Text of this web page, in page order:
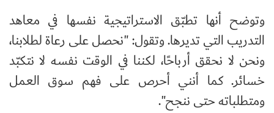
وتوضح أنها تطبّق الاستراتيجية نفسها في معاهد
التدريب التي تديرها. وتقول: "نحصل على رعاة لطلابنا،
ونحن لا نحقق أرباحًا، لكننا في الوقت نفسه لا نتكبّد
خسائر. كما أنني أحرص على فهم سوق العمل
ومتطلباته حتى ننجح".